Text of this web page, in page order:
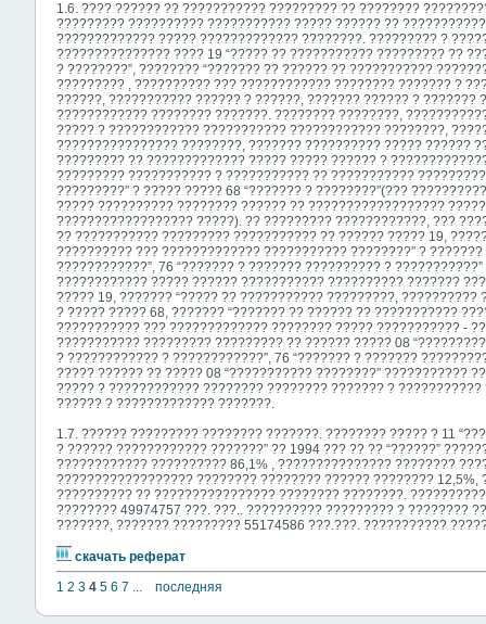
1.6. ???? ?????? ?? ??????????? ????????? ?? ????????
????????? ?????????? ??????????? ????? ?????? ??
????????????? ????? ????????????? ????????. ????????? ?
??????????????? ???? 19 “????? ?? ??????????? ????????? ??
? ????????”, ???????? “??????? ?? ?????? ?? ???????????
????????? , ?????????? ??? ???????????? ???????? ??????? ?
??????, ??????????? ?????? ? ??????, ??????? ?????? ? ???????
???????????? ???????? ???????. ???????? ????????,
????? ? ???????????? ??????????? ???????????? ????????,
???????????????? ????????, ??????? ?????????? ????? ??????
????????? ?? ????????????? ????? ????? ?????? ?
????????? ??????????? ? ??????????? ?? ???????????
?????????” ? ????? ????? 68 “??????? ? ????????”(???
????? ?????????? ???????? ?????? ?? ??????????????????
?????????????????? ?????). ?? ????????? ????????????, ???
?? ??????????? ????????? ??????????? ?? ?????? ????? 19,
?????????? ??? ????????????? ??????????? ????????” ?
????????????”, 76 “??????? ? ??????? ?????????? ?
???????????? ????? ?????? ??????????? ?????????? ???????
????? 19, ??????? “????? ?? ??????????? ?????????,
? ????? ????? 68, ??????? “??????? ?? ?????? ?? ???????????
??????????? ??? ????????????? ???????? ????? ??????????? -
??????????? ????????? ????????? ?? ?????? ????? 08
? ???????????? ? ????????????”, 76 “??????? ? ???????
????? ?????? ?? ????? 08 “??????????? ????????” ???????????
????? ? ???????????? ???????? ???????? ??????? ?
?????? ? ????????????? ???????.
1.7. ?????? ????????? ???????? ???????. ???????? ????? ? 11
? ?????? ???????????? ???????” ?? 1994 ??? ?? ?? “??????”
???????????? ?????????? 86,1% , ??????????????? ????????
?????????????????? ???????? ???????? ?????? ????????
?????????? ?? ???????????????? ???????? ????????.
???????? 49974757 ???. ???.. ?????????? ????????? ? ????????
???????, ??????? ????????? 55174586 ???.???. ???????????
скачать реферат
1 2 3 4 5 6 7 ... последняя